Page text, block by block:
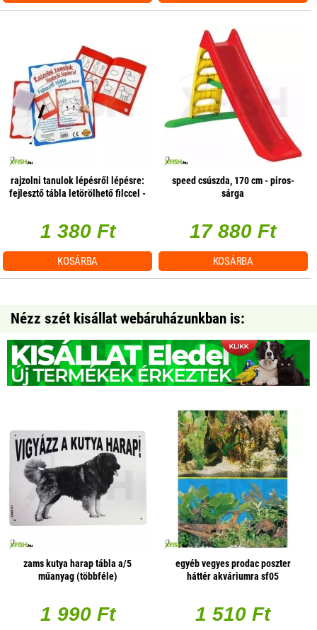
rajzolni tanulok lépésről lépésre:
fejlesztő tábla letörölhető filccel -
1 380 Ft
KOSÁRBA
speed csúszda, 170 cm - piros-
sárga
17 880 Ft
KOSÁRBA
Nézz szét kisállat webáruházunkban is:
zams kutya harap tábla a/5
műanyag (többféle)
1 990 Ft
egyéb vegyes prodac poszter
háttér akváriumra sf05
1 510 Ft